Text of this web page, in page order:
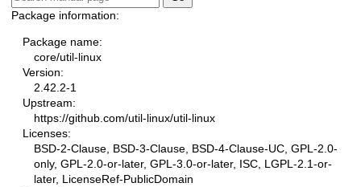
Package information:
Package name:
core/util-linux
Version:
2.42.2-1
Upstream:
https://github.com/util-linux/util-linux
Licenses:
BSD-2-Clause, BSD-3-Clause, BSD-4-Clause-UC, GPL-2.0-
only, GPL-2.0-or-later, GPL-3.0-or-later, ISC, LGPL-2.1-or-
later, LicenseRef-PublicDomain